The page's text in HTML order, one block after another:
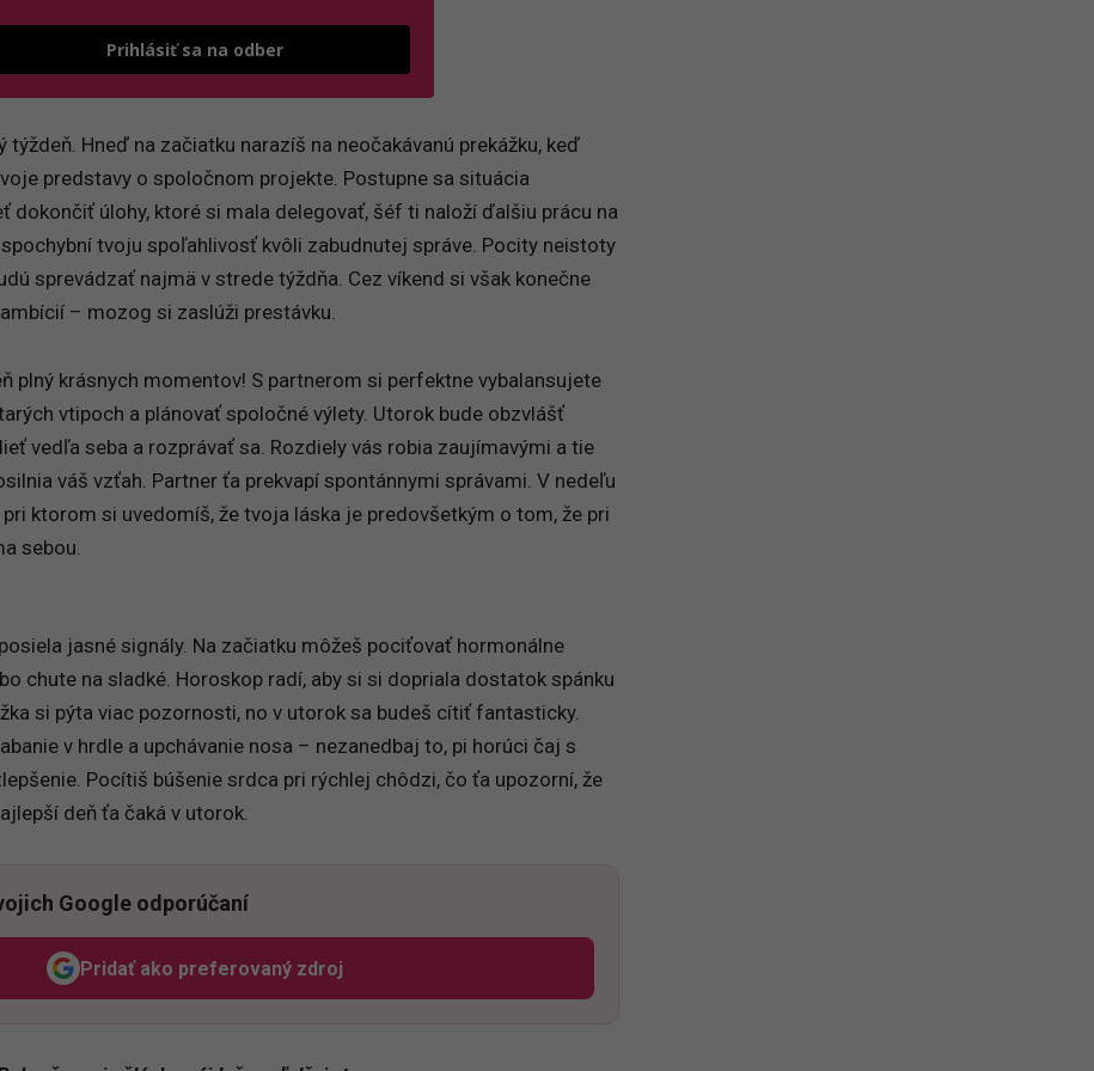
Prihlásiť sa na odber
týždeň. Hneď na začiatku narazíš na neočakávanú prekážku, keď
predstavy o spoločnom projekte. Postupne sa situácia
dokončiť úlohy, ktoré si mala delegovať, šéf ti naloží ďalšiu prácu na
tvoju spoľahlivosť kvôli zabudnutej správe. Pocity neistoty
sprevádzať najmä v strede týždňa. Cez víkend si však konečne
– mozog si zaslúži prestávku.
plný krásnych momentov! S partnerom si perfektne vybalansujete
vtipoch a plánovať spoločné výlety. Utorok bude obzvlášť
vedľa seba a rozprávať sa. Rozdiely vás robia zaujímavými a tie
váš vzťah. Partner ťa prekvapí spontánnymi správami. V nedeľu
ktorom si uvedomíš, že tvoja láska je predovšetkým o tom, že pri
sebou.
jasné signály. Na začiatku môžeš pociťovať hormonálne
chute na sladké. Horoskop radí, aby si si dopriala dostatok spánku
si pýta viac pozornosti, no v utorok sa budeš cítiť fantasticky.
v hrdle a upchávanie nosa – nezanedbaj to, pi horúci čaj s
Pocítiš búšenie srdca pri rýchlej chôdzi, čo ťa upozorní, že
deň ťa čaká v utorok.
Google odporúčaní
Pridať ako preferovaný zdroj
Odzadu, odkaz sa otvorí v novom okne